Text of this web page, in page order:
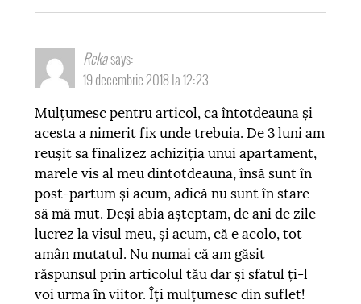
Rekasays:
19 decembrie 2018 la 12:23
Mulțumesc pentru articol, ca întotdeauna și
acesta a nimerit fix unde trebuia. De 3 luni am
reușit sa finalizez achiziția unui apartament,
marele vis al meu dintotdeauna, însă sunt în
post-partum și acum, adică nu sunt în stare
să mă mut. Deși abia așteptam, de ani de zile
lucrez la visul meu, și acum, că e acolo, tot
amân mutatul. Nu numai că am găsit
răspunsul prin articolul tău dar și sfatul ți-l
voi urma în viitor. Îți mulțumesc din suflet!